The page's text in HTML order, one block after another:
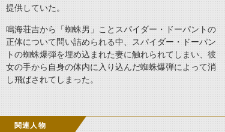
提供していた。
鳴海荘吉から「蜘蛛男」ことスパイダー・ドーパントの
正体について問い詰められる中、スパイダー・ドーパン
トの蜘蛛爆弾を埋め込まれた妻に触れられてしまい、彼
女の手から自身の体内に入り込んだ蜘蛛爆弾によって消
し飛ばされてしまった。
関連人物